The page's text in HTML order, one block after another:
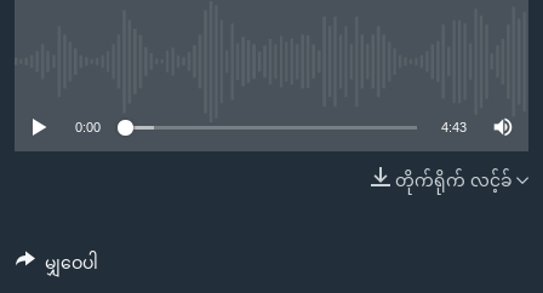
ပင်မ
စာမျက်နှာ
ရုပ်ရှင်ထဲက အင်္ဂလိပ်စာ
တီဗွီ
ရေဒီယို/တီဗွီအစီအစဉ်
ဗွီအိုအေ လူမှုကွန်ယက်များ
0:00 4:43
တိုက်ရိုက် လင့်ခ်
မျှဝေပါ